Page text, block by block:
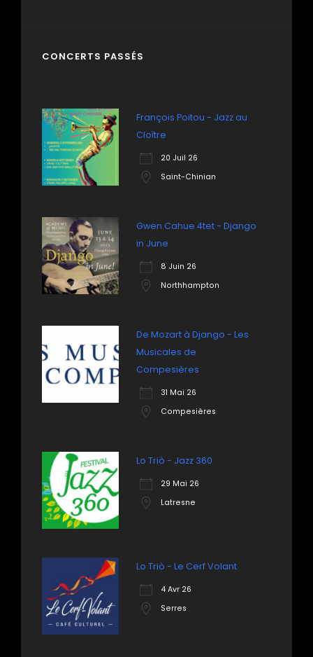
CONCERTS PASSÉS
François Poitou - Jazz au
Cloître
20 Juil 26
Saint-Chinian
Gwen Cahue 4tet - Django
in June
8 Juin 26
Northhampton
De Mozart à Django - Les
Musicales de
Compesières
31 Mai 26
Compesières
Lo Triò - Jazz 360
29 Mai 26
Latresne
Lo Triò - Le Cerf Volant
4 Avr 26
Serres